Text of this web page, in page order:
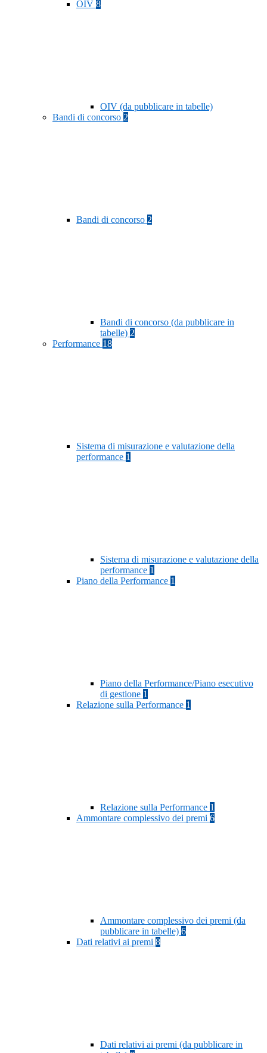
OIV 8
OIV (da pubblicare in tabelle)
Bandi di concorso 2
Bandi di concorso 2
Bandi di concorso (da pubblicare in
tabelle) 2
Performance 18
Sistema di misurazione e valutazione della
performance 1
Sistema di misurazione e valutazione della
performance 1
Piano della Performance 1
Piano della Performance/Piano esecutivo
di gestione 1
Relazione sulla Performance 1
Relazione sulla Performance 1
Ammontare complessivo dei premi 6
Ammontare complessivo dei premi (da
pubblicare in tabelle) 6
Dati relativi ai premi 8
Dati relativi ai premi (da pubblicare in